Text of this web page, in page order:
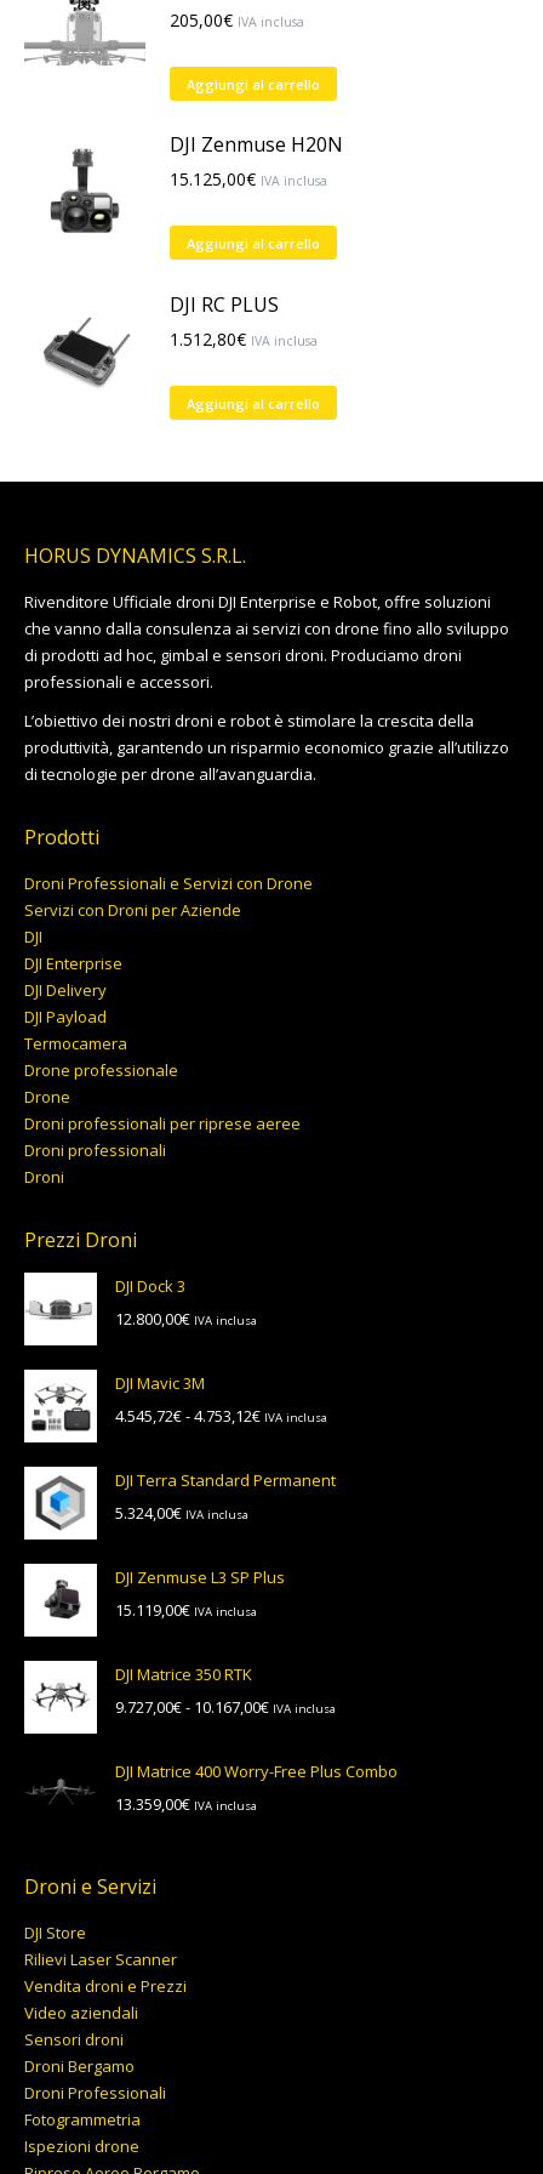
205,00€ IVA inclusa
Aggiungi al carrello
DJI Zenmuse H20N
15.125,00€ IVA inclusa
Aggiungi al carrello
DJI RC PLUS
1.512,80€ IVA inclusa
Aggiungi al carrello
HORUS DYNAMICS S.R.L.
Rivenditore Ufficiale droni DJI Enterprise e Robot, offre soluzioni
che vanno dalla consulenza ai servizi con drone fino allo sviluppo
di prodotti ad hoc, gimbal e sensori droni. Produciamo droni
professionali e accessori.
L’obiettivo dei nostri droni e robot è stimolare la crescita della
produttività, garantendo un risparmio economico grazie all’utilizzo
di tecnologie per drone all’avanguardia.
Prodotti
Droni Professionali e Servizi con Drone
Servizi con Droni per Aziende
DJI
DJI Enterprise
DJI Delivery
DJI Payload
Termocamera
Drone professionale
Drone
Droni professionali per riprese aeree
Droni professionali
Droni
Prezzi Droni
DJI Dock 3
12.800,00€ IVA inclusa
DJI Mavic 3M
4.545,72€-4.753,12€Fascia
4.753,12€
IVA inclusa
DJI Terra Standard Permanent
5.324,00€ IVA inclusa
DJI Zenmuse L3 SP Plus
15.119,00€ IVA inclusa
DJI Matrice 350 RTK
9.727,00€- 10.167,00€Fascia
IVA inclusa
DJI Matrice 400 Worry-Free Plus Combo
13.359,00€ IVA inclusa
Droni e Servizi
DJI Store
Rilievi Laser Scanner
Vendita droni e Prezzi
Video aziendali
Sensori droni
Droni Bergamo
Droni Professionali
Fotogrammetria
Ispezioni drone